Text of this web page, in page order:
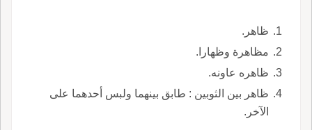
ظاهر.
مظاهرة وظهارا.
ظاهره عاونه.
ظاهر بين الثوبين : طابق بينهما ولبس أحدهما على
الآخر.